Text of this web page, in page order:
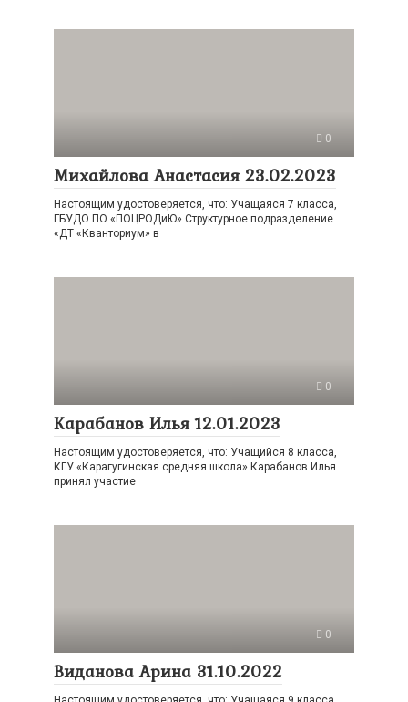
0
Михайлова Анастасия 23.02.2023
Настоящим удостоверяется, что: Учащаяся 7 класса,
ГБУДО ПО «ПОЦРОДиЮ» Структурное подразделение
«ДТ «Кванториум» в
0
Карабанов Илья 12.01.2023
Настоящим удостоверяется, что: Учащийся 8 класса,
КГУ «Карагугинская средняя школа» Карабанов Илья
принял участие
0
Виданова Арина 31.10.2022